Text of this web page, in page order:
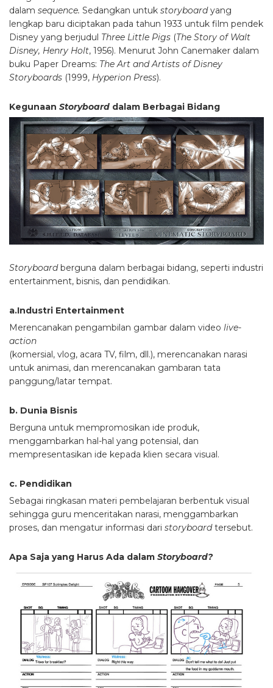
dalam sequence. Sedangkan untuk storyboardyang
lengkap baru diciptakan pada tahun 1933 untuk film pendek
Disney yang berjudul Three Little Pigs (The Story of Walt
Disney, Henry Holt, 1956). Menurut John Canemaker dalam
buku Paper Dreams: The Art and Artists of Disney
Storyboards (1999, Hyperion Press).
Kegunaan Storyboard dalam Berbagai Bidang
Storyboard berguna dalam berbagai bidang, seperti industri
entertainment, bisnis, dan pendidikan.
a.Industri Entertainment
Merencanakan pengambilan gambar dalam video live-
action
(komersial, vlog, acara TV, film, dll.), merencanakan narasi
untuk animasi, dan merencanakan gambaran tata
panggung/latar tempat.
b. Dunia Bisnis
Berguna untuk mempromosikan ide produk,
menggambarkan hal-hal yang potensial, dan
mempresentasikan ide kepada klien secara visual.
c. Pendidikan
Sebagai ringkasan materi pembelajaran berbentuk visual
sehingga guru menceritakan narasi, menggambarkan
proses, dan mengatur informasi dari storyboardtersebut.
Apa Saja yang Harus Ada dalam Storyboard?